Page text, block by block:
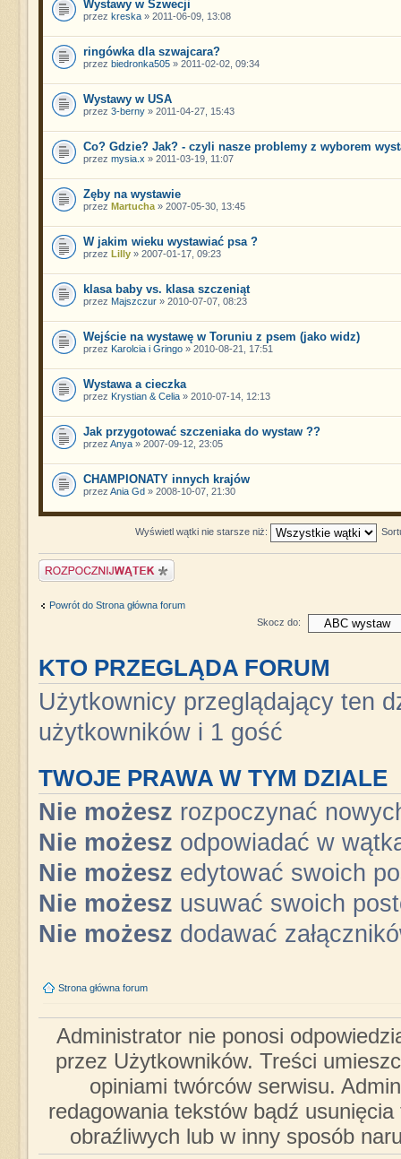
Wystawy w Szwecji
przez kreska» 2011-06-09, 13:08
ringówka dla szwajcara?
przez biedronka505» 2011-02-02, 09:34
Wystawy w USA
przez 3-berny» 2011-04-27, 15:43
Co? Gdzie? Jak? - czyli nasze problemy z wyborem
przez mysia.x » 2011-03-19, 11:07
Zęby na wystawie
przez Martucha» 2007-05-30, 13:45
W jakim wieku wystawiać psa ?
przez Lilly» 2007-01-17, 09:23
klasa baby vs. klasa szczeniąt
przez Majszczur» 2010-07-07, 08:23
Wejście na wystawę w Toruniu z psem (jako widz)
przez Karolcia i Gringo» 2010-08-21, 17:51
Wystawa a cieczka
przez Krystian & Celia» 2010-07-14, 12:13
Jak przygotować szczeniaka do wystaw ??
przez Anya» 2007-09-12, 23:05
CHAMPIONATY innych krajów
przez Ania Gd» 2008-10-07, 21:30
Wyświetl wątki nie starsze niż:
Napisz wątek
Powrót do Strona główna forum
Skocz do:
KTO PRZEGLĄDA FORUM
Użytkownicy przeglądający ten
użytkowników i 1 gość
TWOJE PRAWA W TYM DZIALE
Nie możesz rozpoczynać
Nie możesz odpowiadać w
Nie możesz edytować swoich
Nie możesz usuwać swoich
Nie możesz dodawać
Strona główna forum
Administrator nie ponosi
przez Użytkowników. Treści
opiniami twórców serwisu.
redagowania tekstów bądź
obraźliwych lub w inny sposób